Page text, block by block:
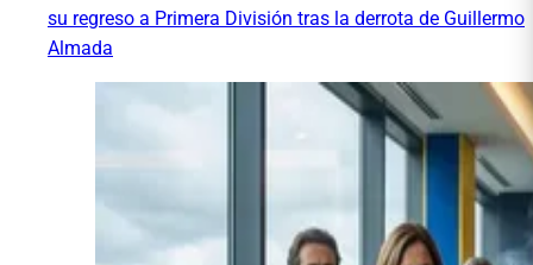
su regreso a Primera División tras la derrota de Guillermo
Almada